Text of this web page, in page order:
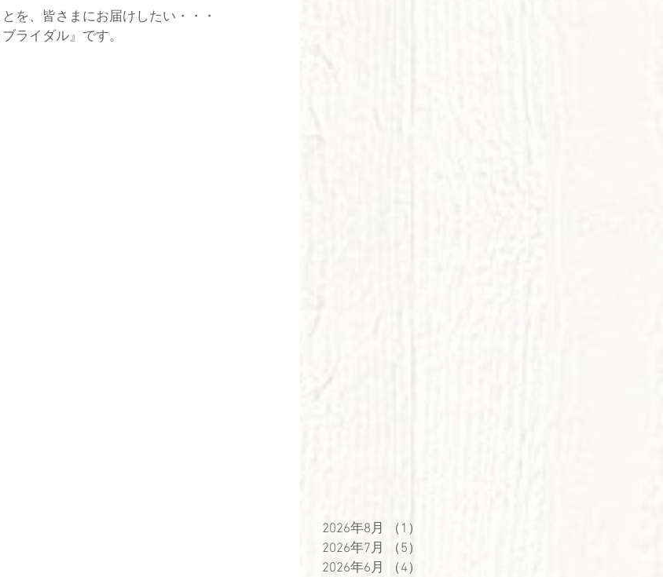
を、皆さまにお届けしたい・・・
ライダル』です。
2026年8月 （1）
2026年7月
（5）
2026年6月
（4）